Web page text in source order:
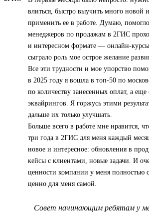
влиться, быстро выучить много новой
применить ее в работе. Думаю,
менеджеров по продажам в 2ГИС
и интересном формате — онлайн-
сыграло роль мое острое желание
Все эти трудности и мое упорство
в 2025 году я вошла в топ‑50 по
по количеству занесенных оплат, а еще
эквайрингов. Я горжусь этими
дальше их только улучшать.
Больше всего в работе мне нравится,
три года в 2ГИС для меня каждый
новое и интересное: обновления в
кейсы с клиентами, новые задачи. И
ценности компании у меня полностью
ценно для меня самой.
Совет начинающим ребятам у